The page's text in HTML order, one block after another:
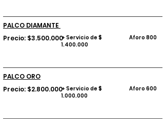
PALCO DIAMANTE
+ Servicio de $
1.400.000
Precio: $3.500.000 Aforo 800
PALCO ORO
+ Servicio de $
1.000.000
Precio: $2.800.000 Aforo 600